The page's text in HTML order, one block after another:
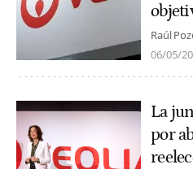
Raúl
06/05/
La
por